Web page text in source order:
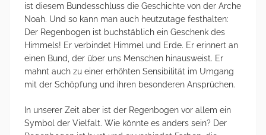
ist diesem Bundesschluss die Geschichte von der Arche
Noah. Und so kann man auch heutzutage festhalten:
Der Regenbogen ist buchstäblich ein Geschenk des
Himmels! Er verbindet Himmel und Erde. Er erinnert an
einen Bund, der über uns Menschen hinausweist. Er
mahnt auch zu einer erhöhten Sensibilität im Umgang
mit der Schöpfung und ihren besonderen Ansprüchen.
In unserer Zeit aber ist der Regenbogen vor allem ein
Symbol der Vielfalt. Wie könnte es anders sein? Der